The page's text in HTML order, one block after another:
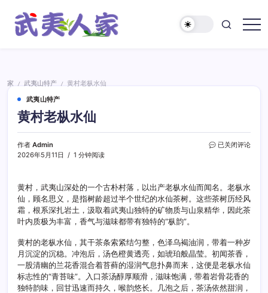
家
家 / 武夷山特产 /
黄村老枞水仙
武夷山特产
黄村老枞水仙
作者 Admin
2026年5月11日
1 分钟阅读
黄
水
仙
已关闭评论
黄村，武夷山深处的一个古朴村落，以出产老枞水仙而闻名。老枞水
仙，顾名思义，是指树龄超过半个世纪的水仙茶树。这些茶树历经风
霜，根系深扎岩土，汲取着武夷山独特的矿物质与山泉精华，因此茶
叶内质极为丰富，香气与滋味都带有独特的“枞韵”。
黄村的老枞水仙，其干茶条索紧结匀整，色泽乌褐油润，带着一种岁
月沉淀的沉稳。冲泡后，汤色橙黄透亮，如琥珀般晶莹。初闻茶香，
一股清幽的兰花香混合着苔藓的湿润气息扑鼻而来，这便是老枞水仙
标志性的“青苔味”。入口茶汤醇厚顺滑，滋味饱满，带着岩骨花香的
独特韵味，回甘迅速而持久，喉韵悠长。几泡之后，茶汤依然甜润，